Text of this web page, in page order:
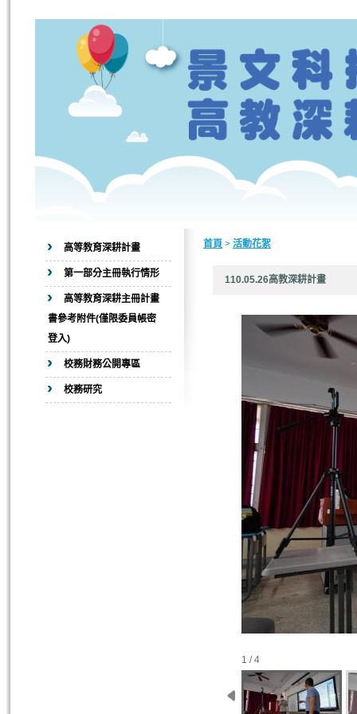
高等教育深耕計畫
第一部分主冊執行情形
高等教育深耕主冊計畫
書參考附件(僅限委員帳密
登入)
校務財務公開專區
校務研究
首頁 > 活動花絮
110.05.26高教深耕計畫
1 / 4